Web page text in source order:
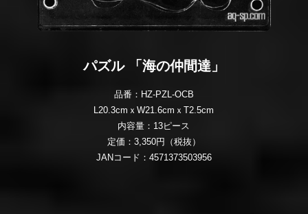
パズル 「海の仲間達」
品番：HZ-PZL-OCB
L20.3cmｘW21.6cmｘT2.5cm
内容量：13ピース
定価：3,350円（税抜）
JANコード：4571373503956